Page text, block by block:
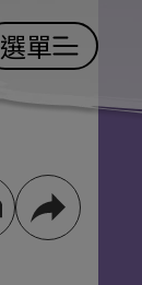
選單